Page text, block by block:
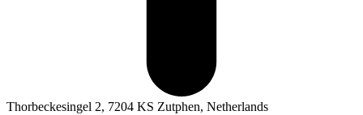
Thorbeckesingel 2, 7204 KS Zutphen, Netherlands